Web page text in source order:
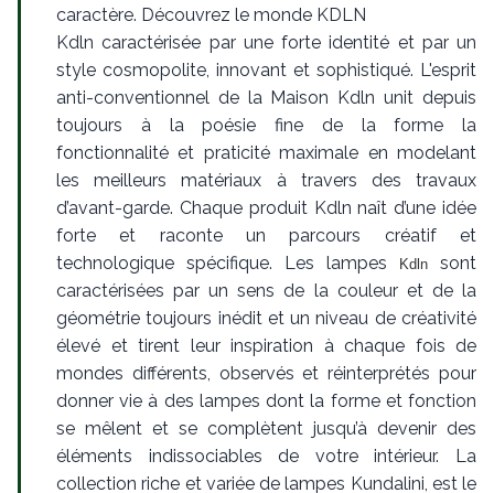
caractère. Découvrez le monde KDLN
Kdln caractérisée par une forte identité et par un
style cosmopolite, innovant et sophistiqué. L'esprit
anti-conventionnel de la Maison Kdln unit depuis
toujours à la poésie fine de la forme la
fonctionnalité et praticité maximale en modelant
les meilleurs matériaux à travers des travaux
d’avant-garde. Chaque produit Kdln naît d’une idée
forte et raconte un parcours créatif et
technologique spécifique. Les lampes
Kdln
sont
caractérisées par un sens de la couleur et de la
géométrie toujours inédit et un niveau de créativité
élevé et tirent leur inspiration à chaque fois de
mondes différents, observés et réinterprétés pour
donner vie à des lampes dont la forme et fonction
se mêlent et se complètent jusqu’à devenir des
éléments indissociables de votre intérieur. La
collection riche et variée de lampes Kundalini, est le